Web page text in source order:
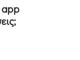
app